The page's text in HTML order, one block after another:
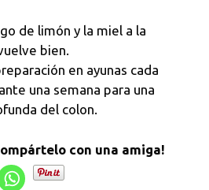
de limón y la miel a la
bien.
en ayunas cada
una semana para una
del colon.
con una amiga!